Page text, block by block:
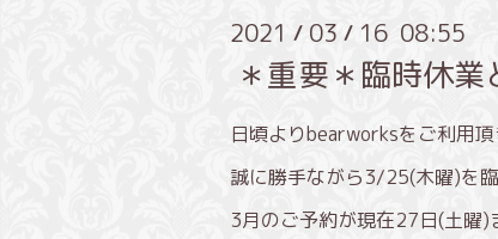
2021 / 03 / 16 08:55
＊重要＊臨時休
日頃よりbearworksをご利用
誠に勝手ながら3/25(木曜)を
3月のご予約が現在27日(土曜